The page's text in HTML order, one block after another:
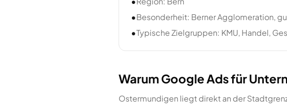
•Besonderheit: Berner Agglomeration,
•Typische Zielgruppen: KMU, Handel,
Warum Google Ads für
Ostermundigen liegt direkt an der